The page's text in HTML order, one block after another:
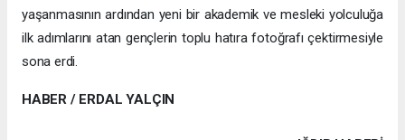
yaşanmasının ardından yeni bir akademik ve mesleki yolculuğa
ilk adımlarını atan gençlerin toplu hatıra fotoğrafı çektirmesiyle
sona erdi.
HABER / ERDAL YALÇIN